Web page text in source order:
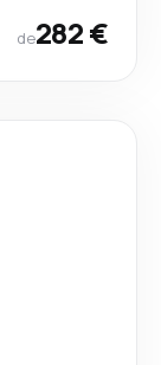
de282 €